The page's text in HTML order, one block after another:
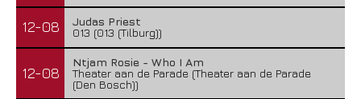
12-08
Judas Priest
013 (013 (Tilburg))
12-08
Ntjam Rosie - Who I Am
Theater aan de Parade (Theater aan de Parade
(Den Bosch))